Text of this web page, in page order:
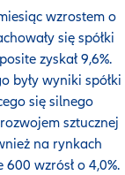
wzrostem o
się spółki
zyskał 9,6%.
były wyniki spółki
się silnego
sztucznej
na rynkach
wzrósł o 4,0%.